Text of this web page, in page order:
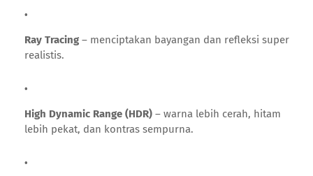
Ray Tracing – menciptakan bayangan dan refleksi super
realistis.
High Dynamic Range (HDR) – warna lebih cerah, hitam
lebih pekat, dan kontras sempurna.